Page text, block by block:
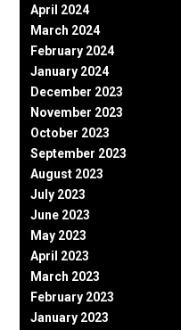
April 2024
March 2024
February 2024
January 2024
December 2023
November 2023
October 2023
September 2023
August 2023
July 2023
June 2023
May 2023
April 2023
March 2023
February 2023
January 2023